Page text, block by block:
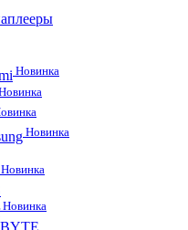
Новинка
Новинка
Новинка
Новинка